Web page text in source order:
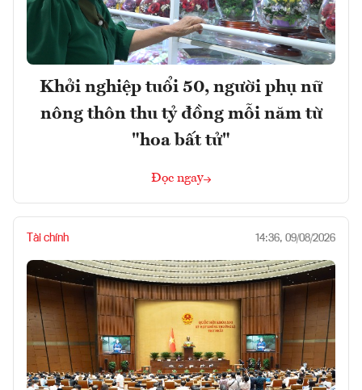
Khởi nghiệp tuổi 50, người phụ nữ
nông thôn thu tỷ đồng mỗi năm từ
"hoa bất tử"
Đọc ngay
Tài chính 14:36, 09/08/2026